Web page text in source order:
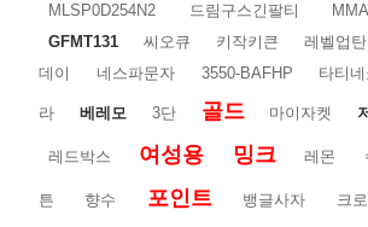
MLSP0D254N2
드림구스긴팔티
GFMT131
씨오큐 키작키큰 레벨업
데이
네스파문자 3550-BAFHP 타티
라 베레모 3단 골드 마이자켓
레드박스 여성용 밍크 레몬
튼 향수 포인트 뱅글사자 크